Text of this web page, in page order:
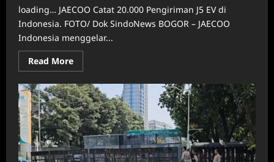
loading… JAECOO Catat 20.000 Pengiriman J5 EV di
Indonesia. FOTO/ Dok SindoNews BOGOR – JAECOO
Indonesia menggelar...
Read MoreRead
more
JAECOO
Catat
20.000
Pengiriman
J5
EV
di
Indonesia,
Ini